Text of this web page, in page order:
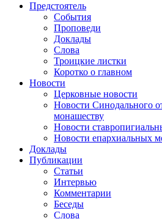
Предстоятель
События
Проповеди
Доклады
Слова
Троицкие листки
Коротко о главном
Новости
Церковные новости
Новости Синодального
монашеству
Новости
Новости епархиальных
Доклады
Публикации
Статьи
Интервью
Комментарии
Беседы
Слова